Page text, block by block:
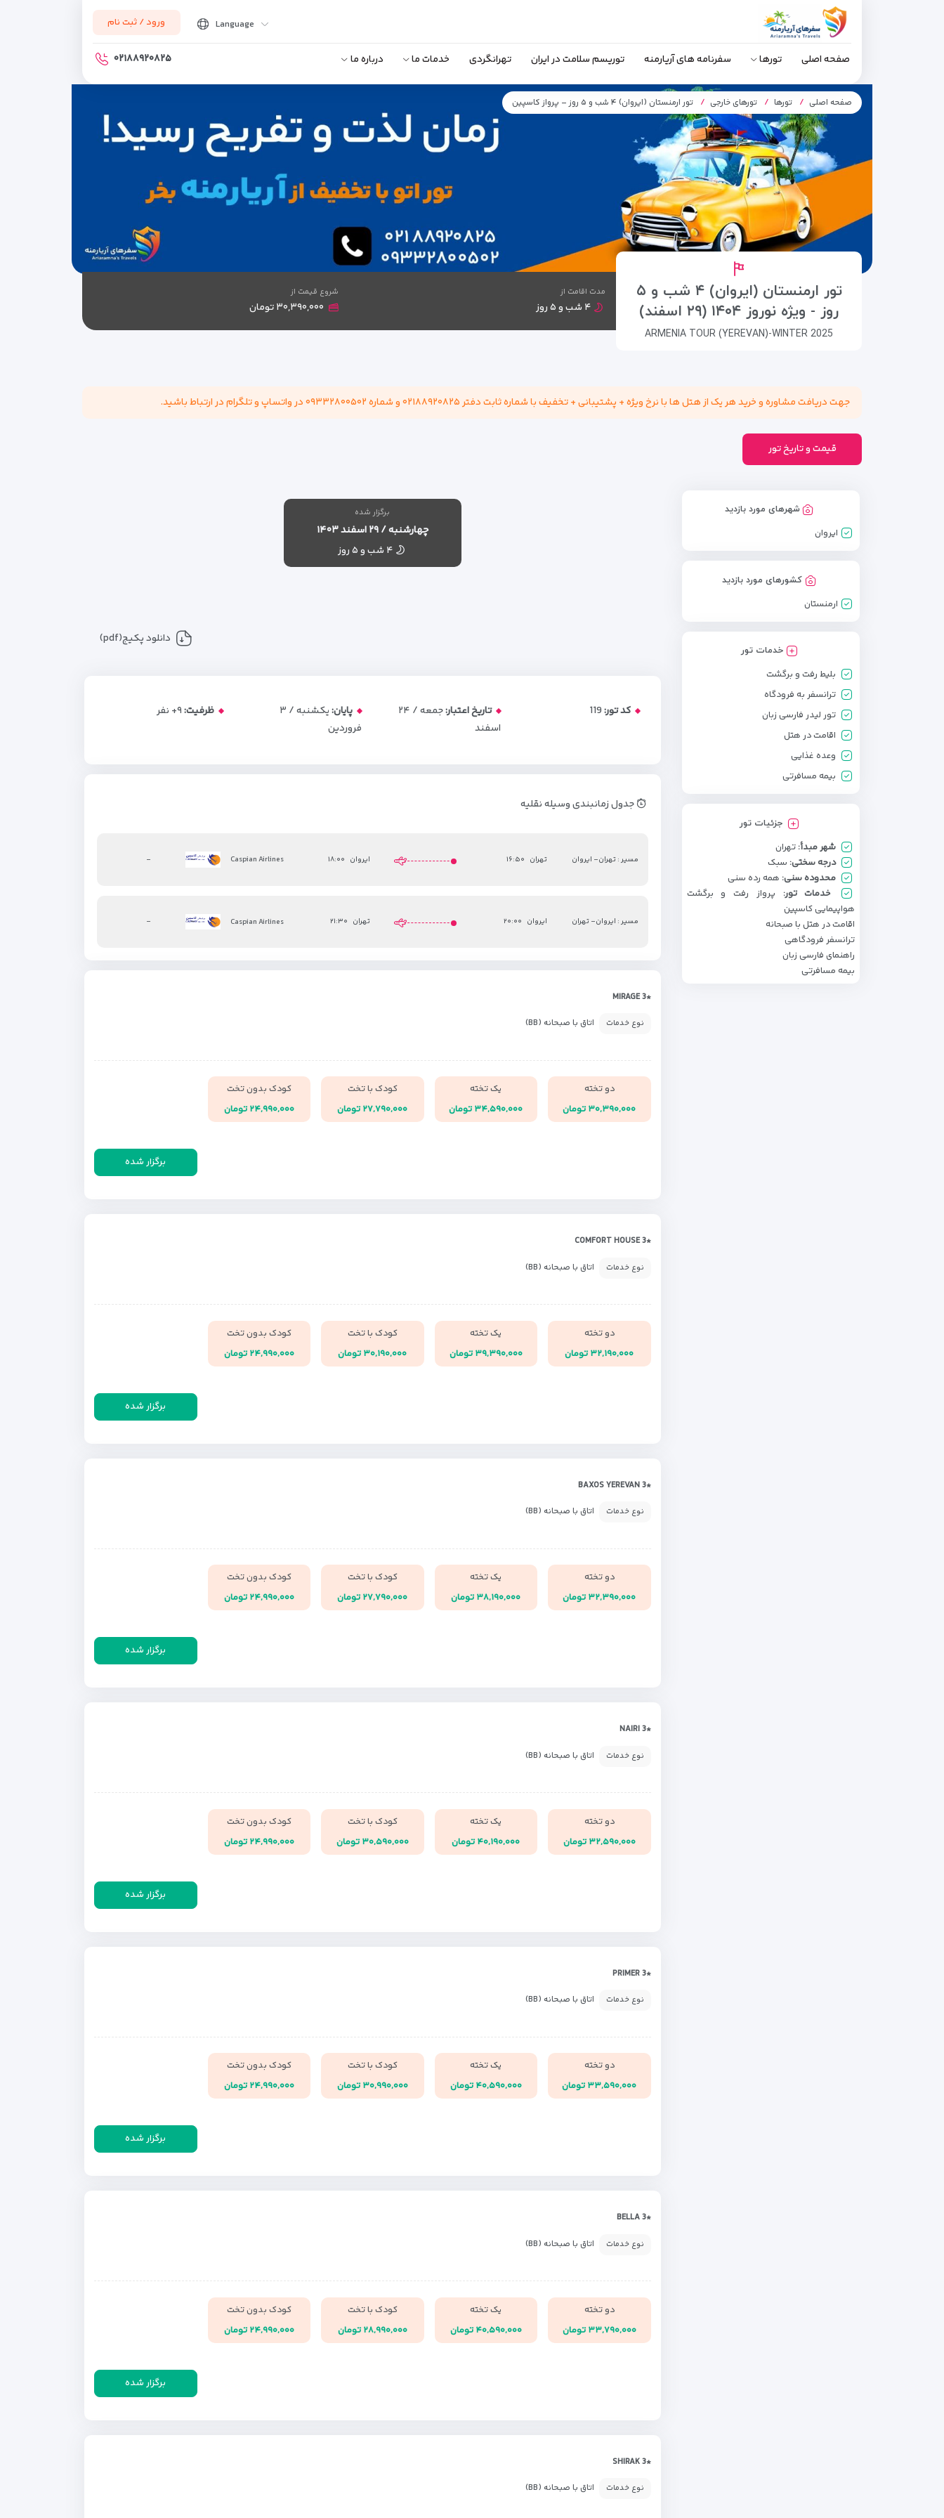
Language ورود / ثبت نام
صفحه اصلی تورها سفرنامه های آریارمنه توریسم سلامت در ایران تهرانگردی خدمات ما درباره ما ۰۲۱۸۸۹۲۰۸۲۵
صفحه اصلی تورها تورهای خارجی تور ارمنستان (ایروان) ۴ شب و ۵ روز – پرواز کاسپین
تور ارمنستان (ایروان) ۴ شب و ۵
روز - ویژه نوروز ۱۴۰۴ (۲۹ اسفند)
ARMENIA TOUR (YEREVAN)-WINTER 2025
مدت اقامت از
۴ شب و ۵ روز
شروع قیمت از
۳۰,۳۹۰,۰۰۰ تومان
جهت دریافت مشاوره و خرید هر یک از هتل ها با نرخ ويژه + پشتیبانی + تخفیف با شماره ثابت دفتر ۰۲۱۸۸۹۲۰۸۲۵ و شماره ۰۹۳۳۲۸۰۰۵۰۲ در واتساپ و تلگرام در ارتباط باشید.
قیمت و تاریخ تور
شهرهای مورد بازدید
ایروان
کشورهای مورد بازدید
ارمنستان
خدمات تور
بلیط رفت و برگشت
ترانسفر به فرودگاه
تور لیدر فارسی زبان
اقامت در هتل
وعده غذایی
بیمه مسافرتی
جزئیات تور
شهر مبدأ: تهران
درجه سختی: سبک
محدوده سنی: همه رده سنی
خدمات تور: پرواز رفت و برگشت
هواپیمایی کاسپین
اقامت در هتل با صبحانه
ترانسفر فرودگاهی
راهنمای فارسی زبان
بیمه مسافرتی
برگزار شده
چهارشنبه / ۲۹ اسفند ۱۴۰۳
۴ شب و ۵ روز
دانلود پکیج(pdf)
کد تور:119 تاریخ اعتبار:
جمعه / ۲۴
اسفند
پایان:
یکشنبه / ۳
فروردین
ظرفیت:+۹ نفر
جدول زمانبندی وسیله نقلیه
مسیر : تهران- ایروان تهران ۱۶:۵۰ ایروان ۱۸:۰۰ Caspian Airlines
-
-
مسیر : ایروان- تهران ایروان ۲۰:۰۰ تهران ۲۱:۳۰ Caspian Airlines
-
-
*MIRAGE 3
نوع خدمات اتاق با صبحانه (BB)
دو تخته
۳۰,۳۹۰,۰۰۰ تومان
یک تخته
۳۴,۵۹۰,۰۰۰ تومان
کودک با تخت
۲۷,۷۹۰,۰۰۰ تومان
کودک بدون تخت
۲۴,۹۹۰,۰۰۰ تومان
برگزار شده
*COMFORT HOUSE 3
نوع خدمات اتاق با صبحانه (BB)
دو تخته
۳۲,۱۹۰,۰۰۰ تومان
یک تخته
۳۹,۳۹۰,۰۰۰ تومان
کودک با تخت
۳۰,۱۹۰,۰۰۰ تومان
کودک بدون تخت
۲۴,۹۹۰,۰۰۰ تومان
برگزار شده
*BAXOS YEREVAN 3
نوع خدمات اتاق با صبحانه (BB)
دو تخته
۳۲,۳۹۰,۰۰۰ تومان
یک تخته
۳۸,۱۹۰,۰۰۰ تومان
کودک با تخت
۲۷,۷۹۰,۰۰۰ تومان
کودک بدون تخت
۲۴,۹۹۰,۰۰۰ تومان
برگزار شده
*NAIRI 3
نوع خدمات اتاق با صبحانه (BB)
دو تخته
۳۲,۵۹۰,۰۰۰ تومان
یک تخته
۴۰,۱۹۰,۰۰۰ تومان
کودک با تخت
۳۰,۵۹۰,۰۰۰ تومان
کودک بدون تخت
۲۴,۹۹۰,۰۰۰ تومان
برگزار شده
*PRIMER 3
نوع خدمات اتاق با صبحانه (BB)
دو تخته
۳۳,۵۹۰,۰۰۰ تومان
یک تخته
۴۰,۵۹۰,۰۰۰ تومان
کودک با تخت
۳۰,۹۹۰,۰۰۰ تومان
کودک بدون تخت
۲۴,۹۹۰,۰۰۰ تومان
برگزار شده
*BELLA 3
نوع خدمات اتاق با صبحانه (BB)
دو تخته
۳۳,۷۹۰,۰۰۰ تومان
یک تخته
۴۰,۵۹۰,۰۰۰ تومان
کودک با تخت
۲۸,۹۹۰,۰۰۰ تومان
کودک بدون تخت
۲۴,۹۹۰,۰۰۰ تومان
برگزار شده
*SHIRAK 3
نوع خدمات اتاق با صبحانه (BB)